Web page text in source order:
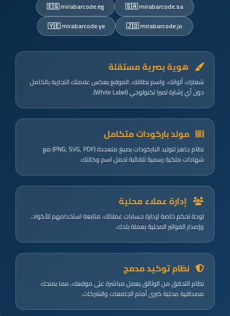
🇸🇦 mirabarcode.sa
🇪🇬 mirabarcode.eg
🇯🇴 mirabarcode.jo
🇾🇪 mirabarcode.ye
هوية بصرية مستقلة
شعارك، ألوانك، واسم نطاقك. الموقع يعكس علامتك التجارية بالكامل
دون أي إشارة لميرا تكنولوجي (White Label).
مولد باركودات متكامل
نظام جاهز لتوليد الباركودات بصيغ متعددة (PNG, SVG, PDF) مع
شهادات ملكية رسمية تلقائية تحمل اسم وكالتك.
إدارة عملاء محلية
لوحة تحكم خاصة لإدارة حسابات عملائك، متابعة استخدامهم للأكواد،
وإصدار الفواتير المحلية بعملة بلدك.
نظام توكيد مدمج
نظام التحقق من الوثائق يعمل مباشرة على موقعك، مما يمنحك
مصداقية محلية كبرى أمام الجامعات والشركات.